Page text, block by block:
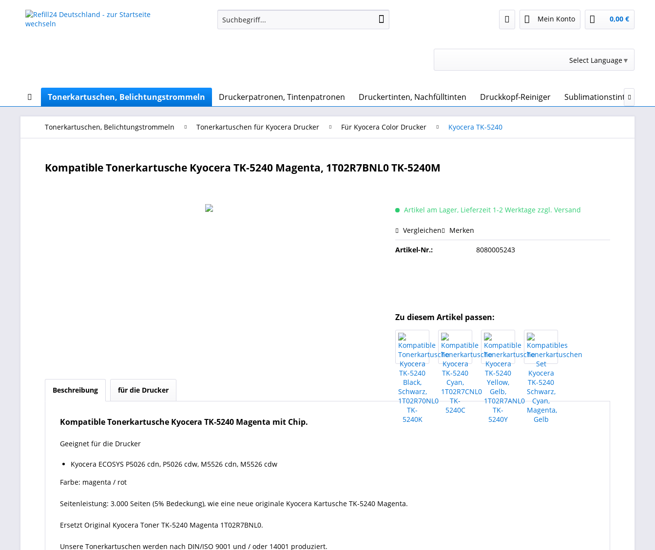
Mein Konto 0,00 €
Select Language▼
Tonerkartuschen, Belichtungstrommeln Druckerpatronen, Tintenpatronen Druckertinten, Nachfülltinten Druckkopf-Reiniger Sublimationstinte &

Tonerkartuschen, Belichtungstrommeln Tonerkartuschen für Kyocera Drucker Für Kyocera Color Drucker Kyocera TK-5240
Kompatible Tonerkartusche Kyocera TK-5240 Magenta, 1T02R7BNL0 TK-5240M
Artikel am Lager, Lieferzeit 1-2 Werktage zzgl. Versand
Vergleichen Merken
Artikel-Nr.: 8080005243
Zu diesem Artikel passen:
Beschreibung für die Drucker
Kompatible Tonerkartusche Kyocera TK-5240 Magenta mit Chip.
Geeignet für die Drucker
Kyocera ECOSYS P5026 cdn, P5026 cdw, M5526 cdn, M5526 cdw
Farbe: magenta / rot
Seitenleistung: 3.000 Seiten (5% Bedeckung), wie eine neue originale Kyocera Kartusche TK-5240 Magenta.
Ersetzt Original Kyocera Toner TK-5240 Magenta 1T02R7BNL0.
Unsere Tonerkartuschen werden nach DIN/ISO 9001 und / oder 14001 produziert.